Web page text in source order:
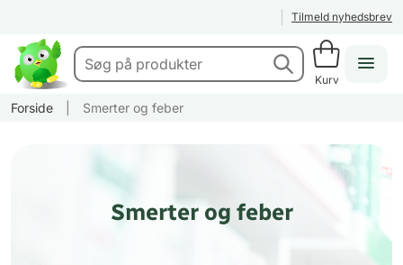
Tilmeld nyhedsbrev
Kurv
Forside Smerter og feber
Smerter og feber